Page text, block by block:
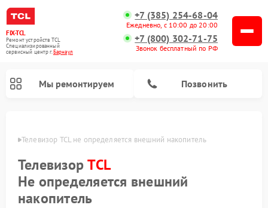
FIX-TCL
Ремонт устройств TCL
Специализированный
cервисный центр г.Барнаул
+7 (385) 254-68-04
Ежедневно, с 10:00 до 20:00
+7 (800) 302-71-75
Звонок бесплатный по РФ
Мы ремонтируем Позвонить
Телевизор TCL не определяется внешний накопитель
ТелевизорTCL
Не определяется внешний
накопитель